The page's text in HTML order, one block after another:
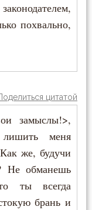
похвально,
цитатой
замыслы!>,
меня
же, будучи
Не обманешь
ты всегда
брань и